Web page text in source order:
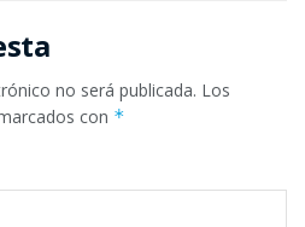
no será publicada. Los
con *